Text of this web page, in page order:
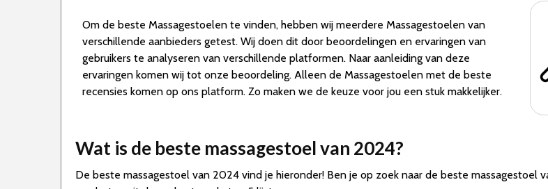
Om de beste Massagestoelen te vinden, hebben wij meerdere Massagestoelen van
verschillende aanbieders getest. Wij doen dit door beoordelingen en ervaringen van
gebruikers te analyseren van verschillende platformen. Naar aanleiding van deze
ervaringen komen wij tot onze beoordeling. Alleen de Massagestoelen met de beste
recensies komen op ons platform. Zo maken we de keuze voor jou een stuk makkelijker.
Wat is de beste massagestoel van 2024?
De beste massagestoel van 2024 vind je hieronder! Ben je op zoek naar de beste massagestoel